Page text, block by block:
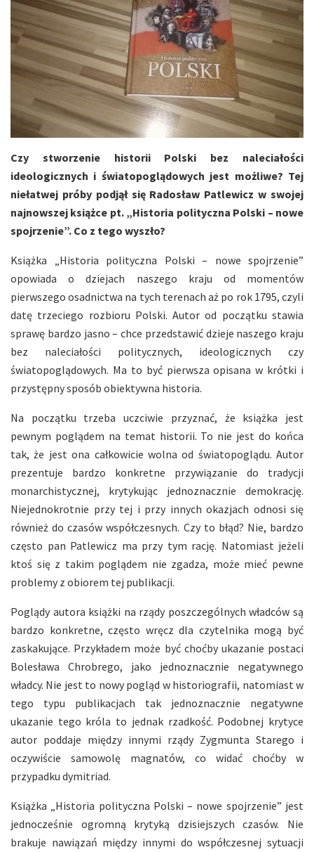
Czy stworzenie historii Polski bez naleciałości
ideologicznych i światopoglądowych jest możliwe? Tej
niełatwej próby podjął się Radosław Patlewicz w swojej
najnowszej książce pt. „Historia polityczna Polski – nowe
spojrzenie”. Co z tego wyszło?
Książka „Historia polityczna Polski – nowe spojrzenie”
opowiada o dziejach naszego kraju od momentów
pierwszego osadnictwa na tych terenach aż po rok 1795, czyli
datę trzeciego rozbioru Polski. Autor od początku stawia
sprawę bardzo jasno – chce przedstawić dzieje naszego kraju
bez naleciałości politycznych, ideologicznych czy
światopoglądowych. Ma to być pierwsza opisana w krótki i
przystępny sposób obiektywna historia.
Na początku trzeba uczciwie przyznać, że książka jest
pewnym poglądem na temat historii. To nie jest do końca
tak, że jest ona całkowicie wolna od światopoglądu. Autor
prezentuje bardzo konkretne przywiązanie do tradycji
monarchistycznej, krytykując jednoznacznie demokrację.
Niejednokrotnie przy tej i przy innych okazjach odnosi się
również do czasów współczesnych. Czy to błąd? Nie, bardzo
często pan Patlewicz ma przy tym rację. Natomiast jeżeli
ktoś się z takim poglądem nie zgadza, może mieć pewne
problemy z obiorem tej publikacji.
Poglądy autora książki na rządy poszczególnych władców są
bardzo konkretne, często wręcz dla czytelnika mogą być
zaskakujące. Przykładem może być choćby ukazanie postaci
Bolesława Chrobrego, jako jednoznacznie negatywnego
władcy. Nie jest to nowy pogląd w historiografii, natomiast w
tego typu publikacjach tak jednoznacznie negatywne
ukazanie tego króla to jednak rzadkość. Podobnej krytyce
autor poddaje między innymi rządy Zygmunta Starego i
oczywiście samowolę magnatów, co widać choćby w
przypadku dymitriad.
Książka „Historia polityczna Polski – nowe spojrzenie” jest
jednocześnie ogromną krytyką dzisiejszych czasów. Nie
brakuje nawiązań między innymi do współczesnej sytuacji